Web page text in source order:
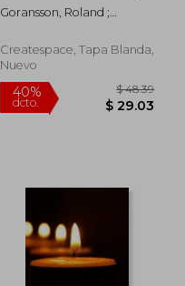
gamla nog att förstå
vad som är viktigt (en
Goransson, Roland ;
Rolf
Createspace, Tapa Blanda,
Nuevo